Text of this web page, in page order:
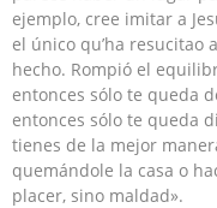
ejemplo, cree imitar a
el único qu’ha resucitao
hecho. Rompió el
entonces sólo te queda
entonces sólo te queda
tienes de la mejor
quemándole la casa o
placer, sino maldad».